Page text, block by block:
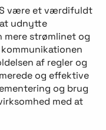
være et værdifuldt
udnytte
mere strømlinet og
af regler og
og effektive
og brug
med at